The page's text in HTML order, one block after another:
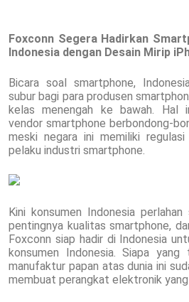
Foxconn Segera Hadirkan
Indonesia dengan Desain Mirip
Bicara soal smartphone,
subur bagi para produsen
kelas menengah ke bawah. Hal
vendor smartphone berbondong-
meski negara ini memiliki
pelaku industri smartphone.
Kini konsumen Indonesia
pentingnya kualitas smartphone,
Foxconn siap hadir di Indonesia
konsumen Indonesia. Siapa yang
manufaktur papan atas dunia ini
membuat perangkat elektronik yang